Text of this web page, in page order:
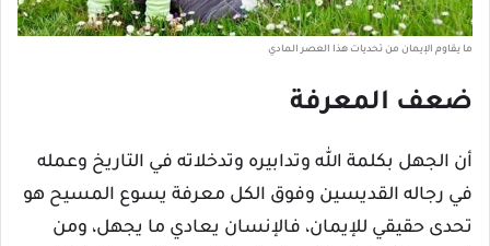
ما يقاوم الإيمان من تحديات هذا العصر المادي
ضعف المعرفة
أن الجهل بكلمة الله وتدابيره وتدخلاته في التاريخ وعمله
في رجاله القديسين وفوق الكل معرفة يسوع المسيح هو
تحدى حقيقي للإيمان، فالإنسان يعادي ما يجهل، ومن